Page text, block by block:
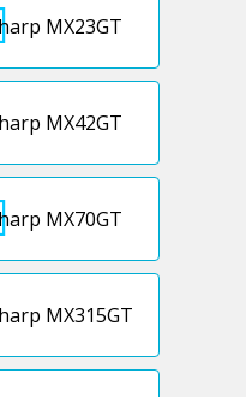
MX23GT
MX42GT
MX70GT
MX315GT